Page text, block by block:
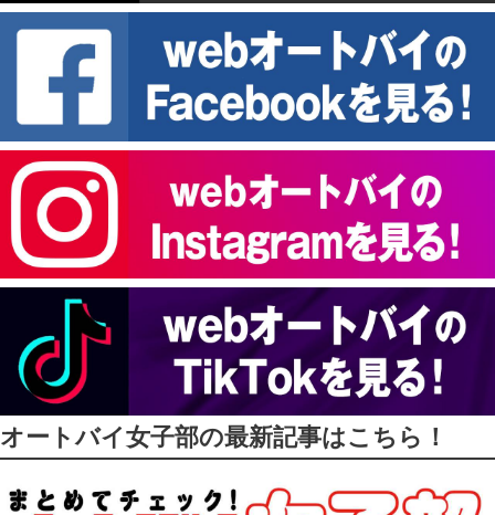
オートバイ女子部の最新記事はこちら！